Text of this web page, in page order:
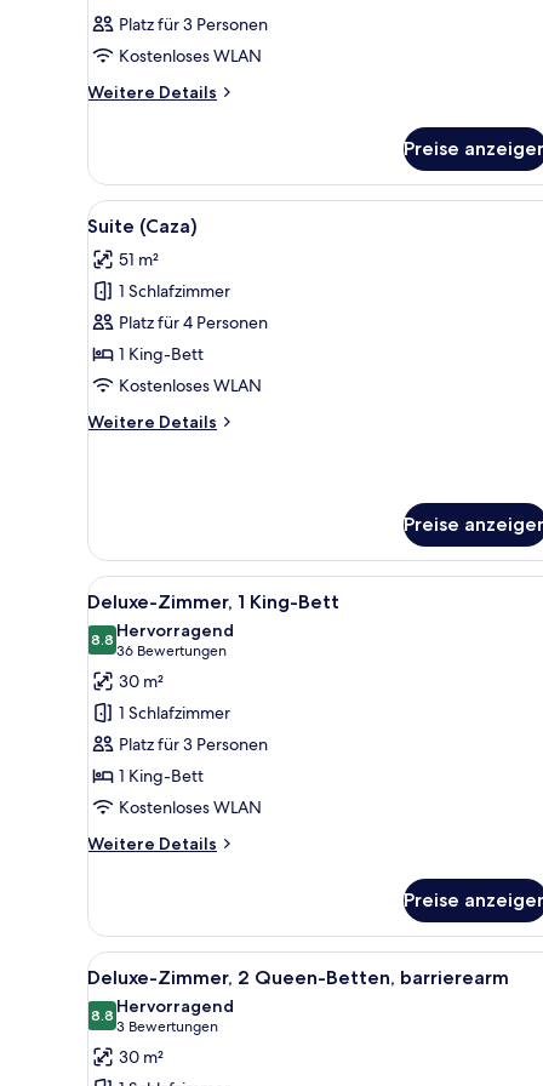
Platz für 3 Personen
Kostenloses WLAN
Weitere Details
Weitere
Preise
Alle
Fotos
für
Suite
(Caza)
anzeigen
Ein modernes Wohnzimmer
8
Suite (Caza)
51 m²
1 Schlafzimmer
Platz für 4 Personen
1 King-Bett
Kostenloses WLAN
Weitere Details
Weitere
Preise
Alle
Fotos
für
Deluxe-
Zimmer,
1 King-
Bett
anzeigen
Ein Hotelzimmer mit Bett,
7
Deluxe-Zimmer, 1 King-Bett
8.88.8 von 10
Hervorragend
36 Bewertungen
(36
Bewertungen)
30 m²
1 Schlafzimmer
Platz für 3 Personen
1 King-Bett
Kostenloses WLAN
Weitere Details
Weitere
Zimmer,
1 King-
Bett
Preise
Alle
Fotos
für
Deluxe-
Zimmer,
Ein Hotelzimmer mit zwei
5
Deluxe-Zimmer, 2 Queen-Betten, barrierearm
8.88.8 von 10
Hervorragend
3 Bewertungen
(3
Bewertungen)
30 m²